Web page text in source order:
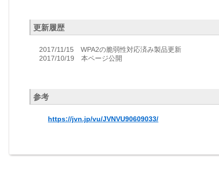
更新履歴
2017/11/15 WPA2の脆弱性対応済み製品更新
2017/10/19 本ページ公開
参考
https://jvn.jp/vu/JVNVU90609033/